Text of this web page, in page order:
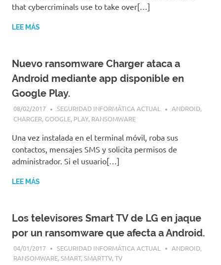
that cybercriminals use to take over[…]
LEE MÁS
Nuevo ransomware Charger ataca a
Android mediante app disponible en
Google Play.
08/02/2017 SEGURIDAD INFORMÁTICA ACTUAL ANDROID,
CHARGER, GOOGLE, PLAY, RANSOMWARE
Una vez instalada en el terminal móvil, roba sus
contactos, mensajes SMS y solicita permisos de
administrador. Si el usuario[…]
LEE MÁS
Los televisores Smart TV de LG en jaque
por un ransomware que afecta a Android.
04/01/2017 SEGURIDAD INFORMÁTICA ACTUAL ANDROID,
RANSOMWARE,SMART,SMARTTV,TV